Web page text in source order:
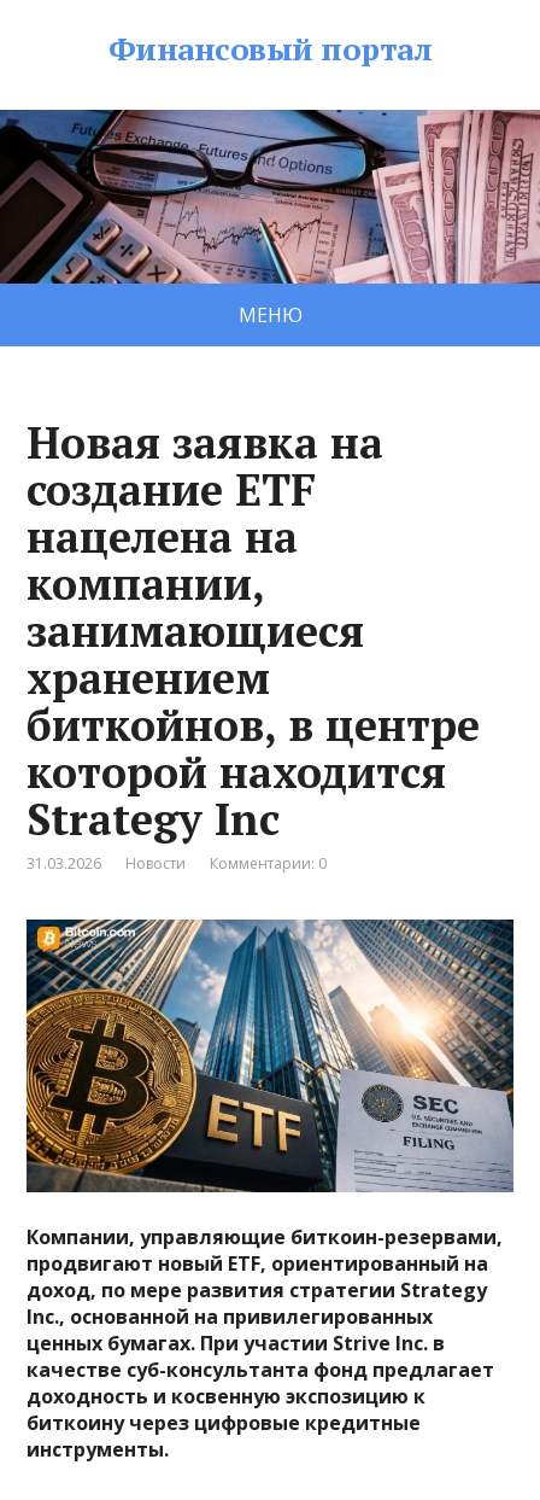
Финансовый портал
МЕНЮ
Новая заявка на
создание ETF
нацелена на
компании,
занимающиеся
хранением
биткойнов, в центре
которой находится
Strategy Inc
31.03.2026 Новости Комментарии: 0
Компании, управляющие биткоин-резервами,
продвигают новый ETF, ориентированный на
доход, по мере развития стратегии Strategy
Inc., основанной на привилегированных
ценных бумагах. При участии Strive Inc. в
качестве суб-консультанта фонд предлагает
доходность и косвенную экспозицию к
биткоину через цифровые кредитные
инструменты.